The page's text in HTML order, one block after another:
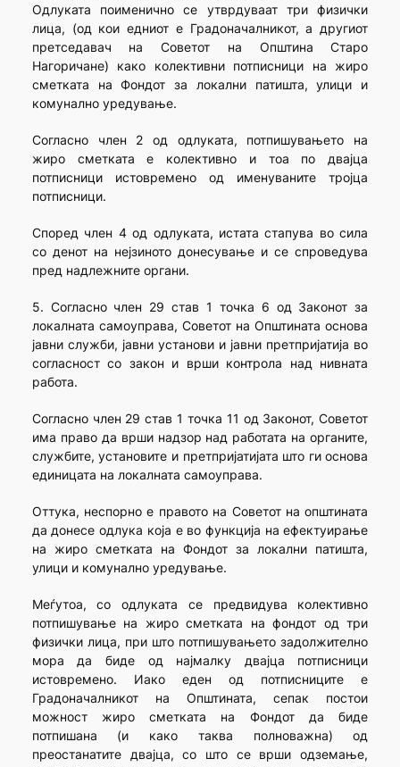
Одлуката поименично се утврдуваат три физички
лица, (од кои едниот е Градоначалникот, а другиот
претседавач на Советот на Општина Старо
Нагоричане) како колективни потписници на жиро
сметката на Фондот за локални патишта, улици и
комунално уредување.
Согласно член 2 од одлуката, потпишувањето на
жиро сметката е колективно и тоа по двајца
потписници истовремено од именуваните тројца
потписници.
Според член 4 од одлуката, истата стапува во сила
со денот на нејзиното донесување и се спроведува
пред надлежните органи.
5. Согласно член 29 став 1 точка 6 од Законот за
локалната самоуправа, Советот на Општината основа
јавни служби, јавни установи и јавни претпријатија во
согласност со закон и врши контрола над нивната
работа.
Согласно член 29 став 1 точка 11 од Законот, Советот
има право да врши надзор над работата на органите,
службите, установите и претпријатијата што ги основа
единицата на локалната самоуправа.
Оттука, неспорно е правото на Советот на општината
да донесе одлука која е во функција на ефектуирање
на жиро сметката на Фондот за локални патишта,
улици и комунално уредување.
Меѓутоа, со одлуката се предвидува колективно
потпишување на жиро сметката на фондот од три
физички лица, при што потпишувањето задолжително
мора да биде од најмалку двајца потписници
истовремено. Иако еден од потписниците е
Градоначалникот на Општината, сепак постои
можност жиро сметката на Фондот да биде
потпишана (и како таква полноважна) од
преостанатите двајца, со што се врши одземање,